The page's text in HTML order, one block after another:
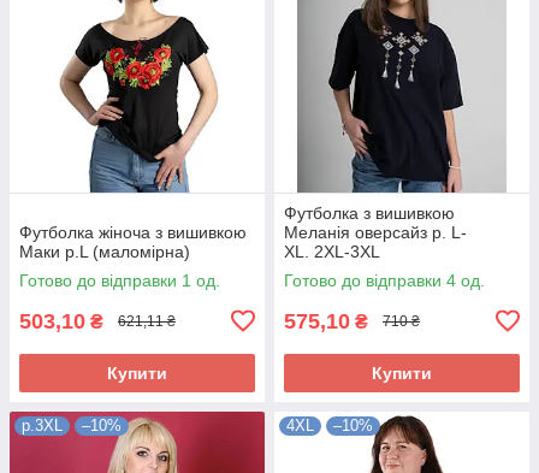
Футболка жіноча з вишивкою
Маки р.L (маломірна)
Готово до відправки 1 од.
503,10 ₴ 621,11 ₴
Купити
Футболка з вишивкою
Меланія оверсайз р. L-
XL. 2XL-3XL
Готово до відправки 4 од.
575,10 ₴ 710 ₴
Купити
р.3XL –10% 4XL –10%